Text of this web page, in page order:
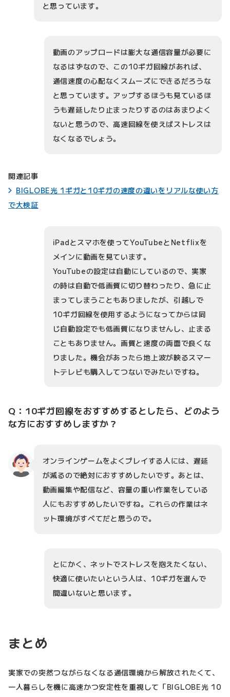
と思っています。
動画のアップロードは膨大な通信容量が必要に
なるはずなので、この10ギガ回線があれば、
通信速度の心配なくスムーズにできるだろうな
と思っています。アップするほうも見ているほ
うも遅延したり止まったりするのはあまりよく
ないと思うので、高速回線を使えばストレスは
なくなるでしょう。
関連記事
BIGLOBE光 1ギガと10ギガの速度の違いをリアルな使い方
で大検証
iPadとスマホを使ってYouTubeとNetflixを
メインに動画を見ています。
YouTubeの設定は自動にしているので、実家
の時は自動で低画質に切り替わったり、急に止
まってしまうこともありましたが、引越しで
10ギガ回線を使用するようになってからは同
じ自動設定でも低画質になりませんし、止まる
こともありません。画質と速度の両面で良くな
りました。機会があったら地上波が映るスマー
トテレビも購入してつないでみたいですね。
Q：10ギガ回線をおすすめするとしたら、どのよう
な方におすすめしますか？
オンラインゲームをよくプレイする人には、遅延
が減るので絶対におすすめしたいです。あとは、
動画編集や配信など、容量の重い作業をしている
人にもおすすめしたいですね。これらの作業はネ
ット環境がすべてだと思うので。
とにかく、ネットでストレスを抱えたくない、
快適に使いたいという人は、10ギガを選んで
間違いないと思います。
まとめ
実家での突然つながらなくなる通信環境から解放されたくて、
一人暮らしを機に高速かつ安定性を重視して「BIGLOBE光 10